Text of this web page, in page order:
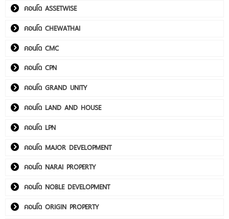
คอนโด ASSETWISE
คอนโด CHEWATHAI
คอนโด CMC
คอนโด CPN
คอนโด GRAND UNITY
คอนโด LAND AND HOUSE
คอนโด LPN
คอนโด MAJOR DEVELOPMENT
คอนโด NARAI PROPERTY
คอนโด NOBLE DEVELOPMENT
คอนโด ORIGIN PROPERTY